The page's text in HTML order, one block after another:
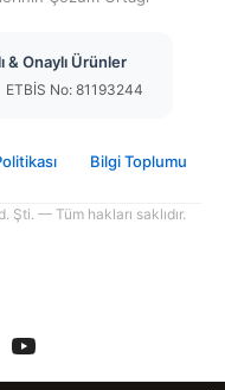
& Onaylı Ürünler
No: 81193244
Bilgi Toplumu
— Tüm hakları saklıdır.